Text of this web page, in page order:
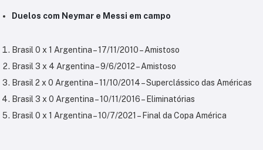
Duelos com Neymar e Messi em campo
Brasil 0 x 1 Argentina – 17/11/2010 – Amistoso
Brasil 3 x 4 Argentina – 9/6/2012 – Amistoso
Brasil 2 x 0 Argentina – 11/10/2014 – Superclássico das Américas
Brasil 3 x 0 Argentina – 10/11/2016 – Eliminatórias
Brasil 0 x 1 Argentina – 10/7/2021 – Final da Copa América